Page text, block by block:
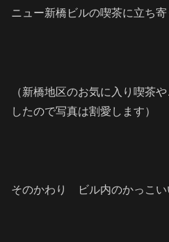
ニュー新橋ビルの喫茶に立ち寄
（新橋地区のお気に入り喫茶
したので写真は割愛します）
そのかわり ビル内のかっこい